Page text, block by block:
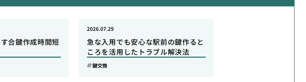
合鍵作成時間短
急な入用でも安心な駅前の鍵作ると
ころを活用したトラブル解決法
2026.07.29
鍵交換